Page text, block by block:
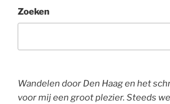
Zoeken
Wandelen door Den Haag en het
voor mij een groot plezier. Steeds